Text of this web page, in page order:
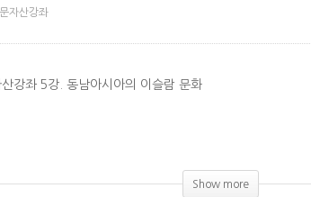
자산강좌
강좌 5강. 동남아시아의 이슬람 문화
Show more